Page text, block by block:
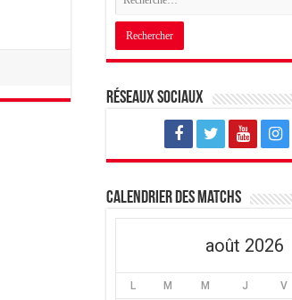
Réseaux sociaux
Calendrier des matchs
août 2026
L M M J V